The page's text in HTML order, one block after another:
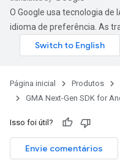
O Google usa tecnologia de
idioma de preferência. As
Página inicial Produtos
GMA Next-Gen SDK for
Isso foi útil?
Envie comentários